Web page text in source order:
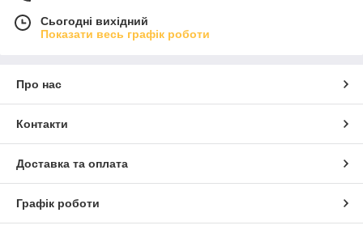
Сьогодні вихідний
Показати весь графік роботи
Про нас
Контакти
Доставка та оплата
Графік роботи